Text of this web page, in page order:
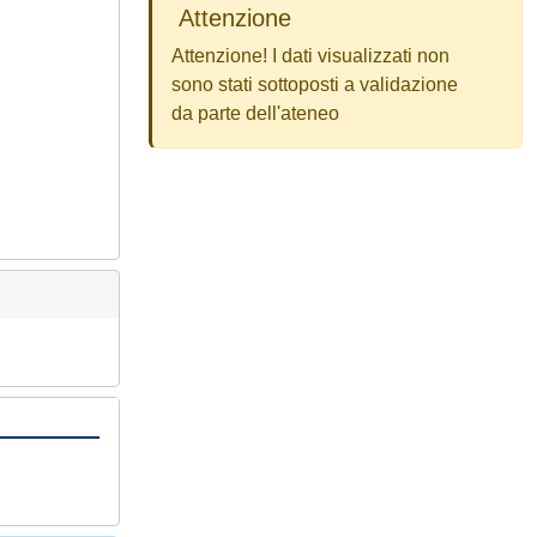
Attenzione
Attenzione! I dati visualizzati non
sono stati sottoposti a validazione
da parte dell'ateneo